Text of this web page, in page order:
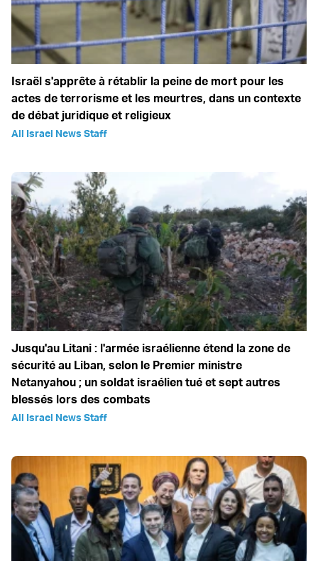
Israël s'apprête à rétablir la peine de mort pour les
actes de terrorisme et les meurtres, dans un contexte
de débat juridique et religieux
All Israel News Staff
Jusqu'au Litani : l'armée israélienne étend la zone de
sécurité au Liban, selon le Premier ministre
Netanyahou ; un soldat israélien tué et sept autres
blessés lors des combats
All Israel News Staff